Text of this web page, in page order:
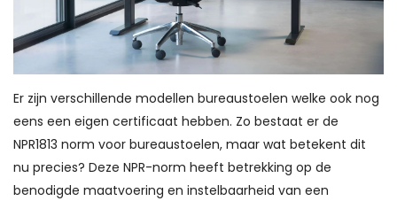
Er zijn verschillende modellen bureaustoelen welke ook nog
eens een eigen certificaat hebben. Zo bestaat er de
NPR1813 norm voor bureaustoelen, maar wat betekent dit
nu precies? Deze NPR-norm heeft betrekking op de
benodigde maatvoering en instelbaarheid van een